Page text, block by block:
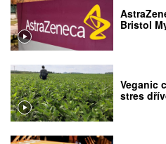
Bristol
Veganic
stres